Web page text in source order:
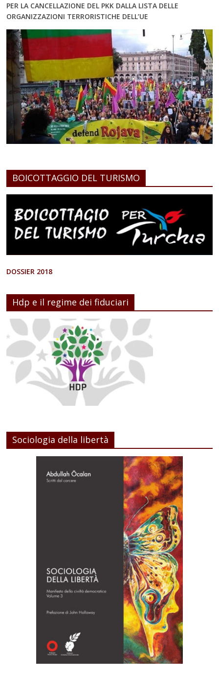
PER LA CANCELLAZIONE DEL PKK DALLA LISTA DELLE
ORGANIZZAZIONI TERRORISTICHE DELL’UE
BOICOTTAGGIO DEL TURISMO
DOSSIER 2018
Hdp e il regime dei fiduciari
Sociologia della libertà